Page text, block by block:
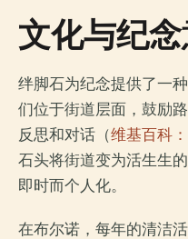
文化与纪
绊脚石为纪念提供了一
们位于街道层面，鼓励
反思和对话（维基百科
石头将街道变为活生生
即时而个人化。
在布尔诺，每年的清洁